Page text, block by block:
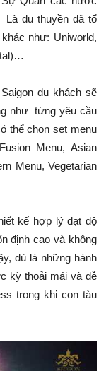
du thuyền đã tổ
như: Uniworld,
du khách sẽ
như từng yêu cầu
thể chọn set menu
Menu, Asian
Menu, Vegetarian
kế hợp lý đạt độ
định cao và không
dù là những hành
kỳ thoải mái và dễ
trong khi con tàu